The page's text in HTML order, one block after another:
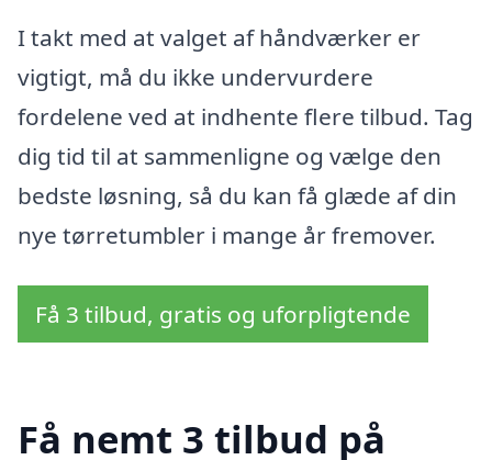
I takt med at valget af håndværker er
vigtigt, må du ikke undervurdere
fordelene ved at indhente flere tilbud. Tag
dig tid til at sammenligne og vælge den
bedste løsning, så du kan få glæde af din
nye tørretumbler i mange år fremover.
Få 3 tilbud, gratis og uforpligtende
Få nemt 3 tilbud på